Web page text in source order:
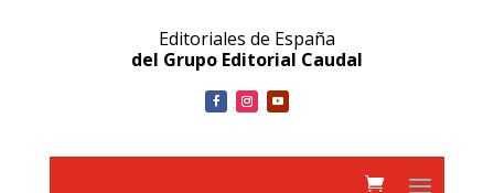
Editoriales de España
del Grupo Editorial Caudal